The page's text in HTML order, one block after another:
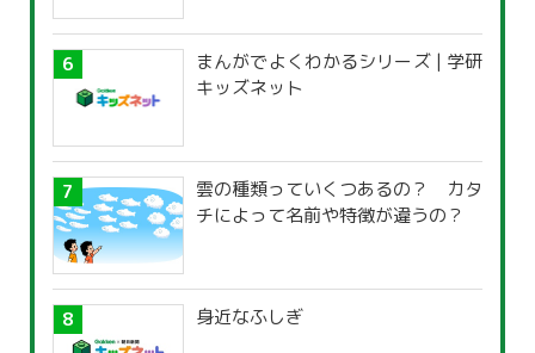
まんがでよくわかるシリーズ | 学研
キッズネット
雲の種類っていくつあるの？ カタ
チによって名前や特徴が違うの？
身近なふしぎ